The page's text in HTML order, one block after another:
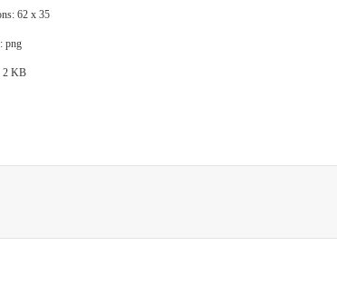
62 x 35
png
2 KB